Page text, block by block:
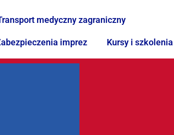
medyczny zagraniczny
imprez Kursy i szkolenia